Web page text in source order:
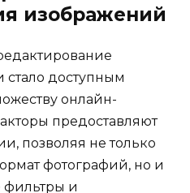
изображений
доступным
онлайн-
предоставляют
позволяя не только
фотографий, но и
фильтры и